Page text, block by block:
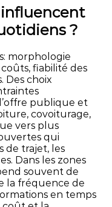
?
morphologie
fiabilité des
Des choix
publique et
covoiturage,
vers plus
qui
de trajet, les
Dans les zones
souvent de
la fréquence de
en temps